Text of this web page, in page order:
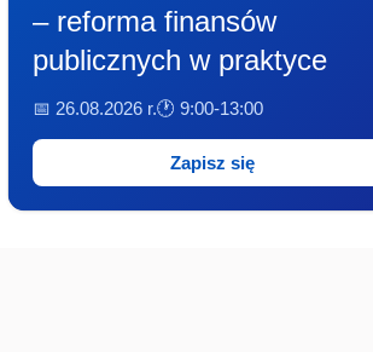
– reforma finansów
publicznych w praktyce
📅 26.08.2026 r.🕐 9:00-13:00
Zapisz się